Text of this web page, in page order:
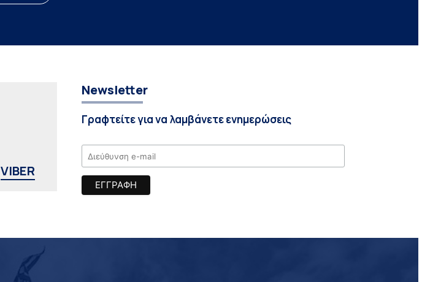
VIBER
Newsletter
Γραφτείτε για να λαμβάνετε ενημερώσεις